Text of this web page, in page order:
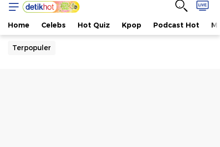
Home Celebs Hot Quiz Kpop Podcast Hot
Terpopuler